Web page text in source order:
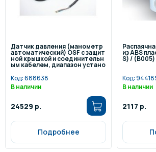
Датчик давления (манометр
автоматический) OSF с защит
ной крышкой и соединительн
ым кабелем, диапазон устано
вки 0,5 - 1,5 бар
Код:688638
В наличии
24529 р.
Подробнее
из ABS
S) / (B005)
Код:
В наличии
2117 р.